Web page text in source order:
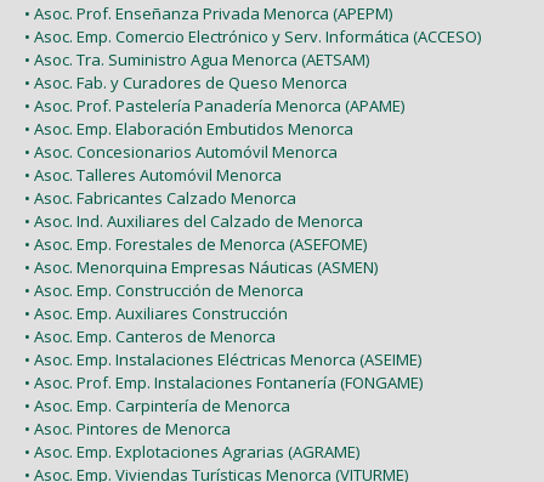
• Asoc. Prof. Enseñanza Privada Menorca (APEPM)
• Asoc. Emp. Comercio Electrónico y Serv. Informática (ACCESO)
• Asoc. Tra. Suministro Agua Menorca (AETSAM)
• Asoc. Fab. y Curadores de Queso Menorca
• Asoc. Prof. Pastelería Panadería Menorca (APAME)
• Asoc. Emp. Elaboración Embutidos Menorca
• Asoc. Concesionarios Automóvil Menorca
• Asoc. Talleres Automóvil Menorca
• Asoc. Fabricantes Calzado Menorca
• Asoc. Ind. Auxiliares del Calzado de Menorca
• Asoc. Emp. Forestales de Menorca (ASEFOME)
• Asoc. Menorquina Empresas Náuticas (ASMEN)
• Asoc. Emp. Construcción de Menorca
• Asoc. Emp. Auxiliares Construcción
• Asoc. Emp. Canteros de Menorca
• Asoc. Emp. Instalaciones Eléctricas Menorca (ASEIME)
• Asoc. Prof. Emp. Instalaciones Fontanería (FONGAME)
• Asoc. Emp. Carpintería de Menorca
• Asoc. Pintores de Menorca
• Asoc. Emp. Explotaciones Agrarias (AGRAME)
• Asoc. Emp. Viviendas Turísticas Menorca (VITURME)